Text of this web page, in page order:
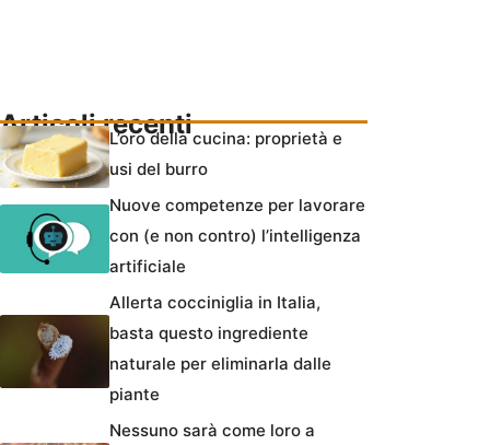
Articoli recentiL’oro della cucina: proprietà e
usi del burro
Nuove competenze per lavorare
con (e non contro) l’intelligenza
artificiale
Allerta cocciniglia in Italia,
basta questo ingrediente
naturale per eliminarla dalle
piante
Nessuno sarà come loro a